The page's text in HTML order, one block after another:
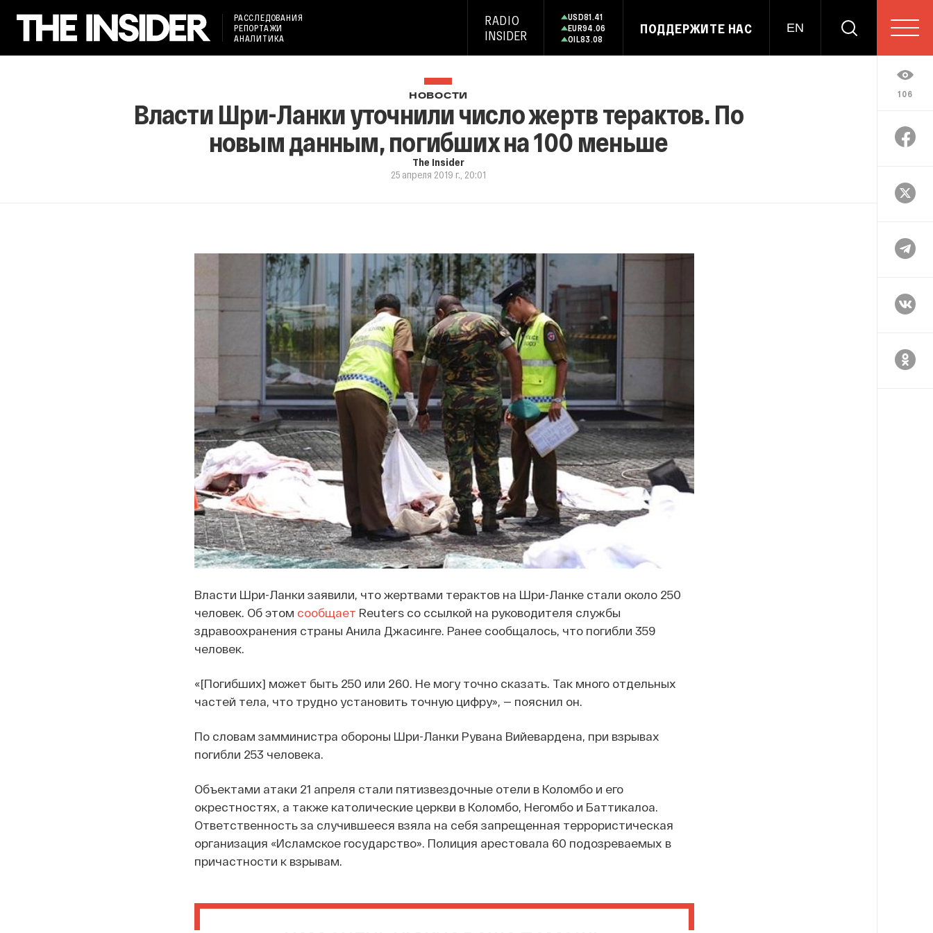
РАССЛЕДОВАНИЯ
РЕПОРТАЖИ
АНАЛИТИКА
RADIO
INSIDER
USD81.41
EUR94.06
OIL83.08
ПОДДЕРЖИТЕ НАС EN
106
НОВОСТИ
Власти Шри-Ланки уточнили число жертв терактов. По
новым данным, погибших на 100 меньше
The Insider
25 апреля 2019 г., 20:01
Власти Шри-Ланки заявили, что жертвами терактов на Шри-Ланке стали около 250
человек. Об этом сообщает Reuters со ссылкой на руководителя службы
здравоохранения страны Анила Джасинге. Ранее сообщалось, что погибли 359
человек.
«[Погибших] может быть 250 или 260. Не могу точно сказать. Так много отдельных
частей тела, что трудно установить точную цифру», — пояснил он.
По словам замминистра обороны Шри-Ланки Рувана Вийевардена, при взрывах
погибли 253 человека.
Объектами атаки 21 апреля стали пятизвездочные отели в Коломбо и его
окрестностях, а также католические церкви в Коломбо, Негомбо и Баттикалоа.
Ответственность за случившееся взяла на себя запрещенная террористическая
организация «Исламское государство». Полиция арестовала 60 подозреваемых в
причастности к взрывам.